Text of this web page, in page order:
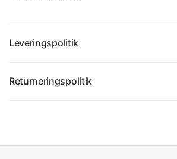
Leveringspolitik
Returneringspolitik